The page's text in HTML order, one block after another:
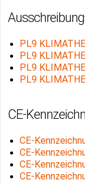
PL9
PL9
PL9
PL9
CE-
CE-
CE-
CE-
CE-